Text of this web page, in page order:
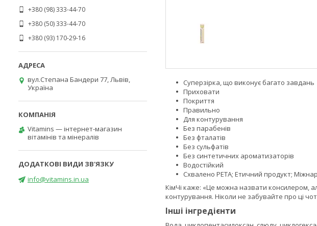
Суперзірка, що виконує багато завдань
Приховати
Покриття
Правильно
Для контурування
Без парабенів
Без фталатів
Без сульфатів
Без синтетичних ароматизаторів
Водостійкий
Схвалено PETA; Етичний продукт;
КімЧі каже: «Це можна назвати консилером,
контурування. Ніколи не забувайте про ці
Інші інгредієнти
+380 (98) 333-44-70
+380 (50) 333-44-70
+380 (93) 170-29-16
вул.Степана Бандери 77, Львів,
Україна
Vitamins — інтернет-магазин
вітамінів та мінералів
info@vitamins.in.ua